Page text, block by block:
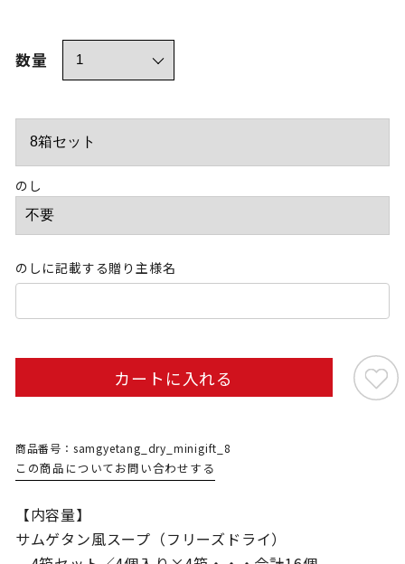
数量
のし
のしに記載する贈り主様名
カートに入れる
商品番号：samgyetang_dry_minigift_8
この商品についてお問い合わせする
【内容量】
サムゲタン風スープ（フリーズドライ）